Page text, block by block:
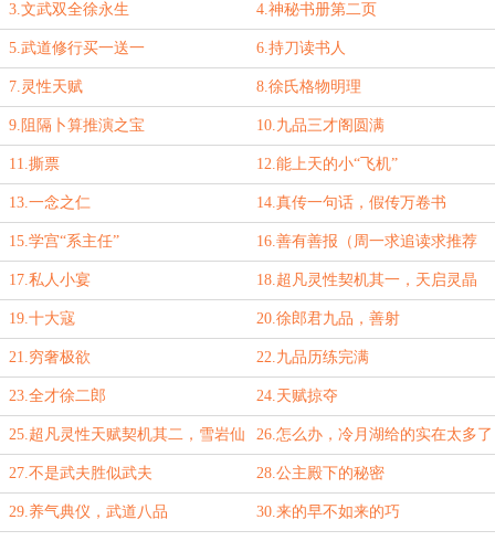
3.文武双全徐永生 4.神秘书册第二页
5.武道修行买一送一 6.持刀读书人
7.灵性天赋 8.徐氏格物明理
9.阻隔卜算推演之宝 10.九品三才阁圆满
11.撕票 12.能上天的小“飞机”
13.一念之仁 14.真传一句话，假传万卷书
15.学宫“系主任” 16.善有善报（周一求追读求推荐
票）
17.私人小宴 18.超凡灵性契机其一，天启灵晶
19.十大寇 20.徐郎君九品，善射
21.穷奢极欲 22.九品历练完满
23.全才徐二郎 24.天赋掠夺
25.超凡灵性天赋契机其二，雪岩仙
蜕
26.怎么办，冷月湖给的实在太多了
27.不是武夫胜似武夫 28.公主殿下的秘密
29.养气典仪，武道八品 30.来的早不如来的巧